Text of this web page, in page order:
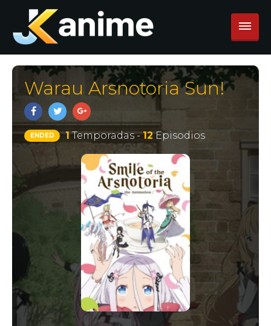
Warau Arsnotoria Sun!
ENDED 1Temporadas -12Episodios